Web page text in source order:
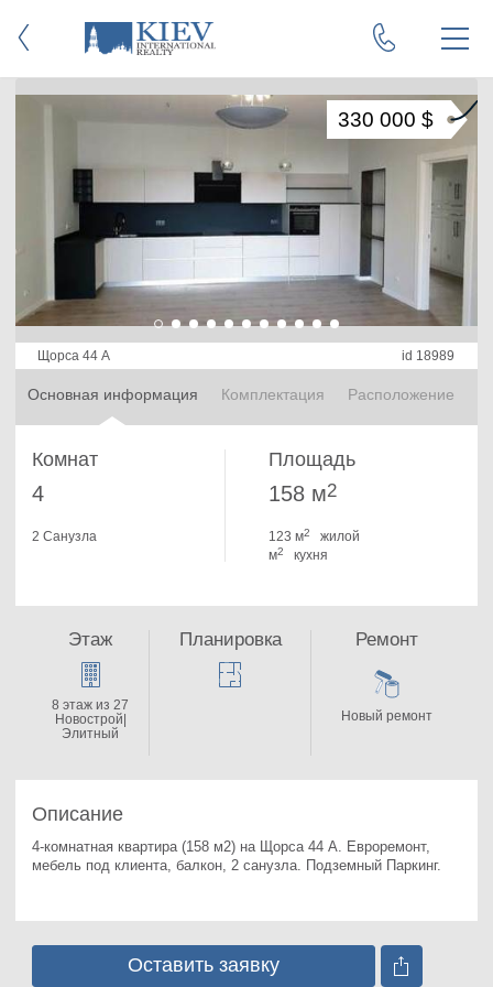
Щорса 44 А id 18989
Основная информация Комплектация Расположение
330 000 $
Комнат
4
2 Санузла
Площадь
158 м2
123 м2
жилой
м2 кухня
Описание
4-комнатная квартира (158 м2) на Щорса 44 А. Евроремонт,
мебель под клиента, балкон, 2 санузла. Подземный Паркинг.
Этаж
8 этаж из 27
Новострой|
Элитный
Планировка Ремонт
Новый ремонт
Оставить заявку